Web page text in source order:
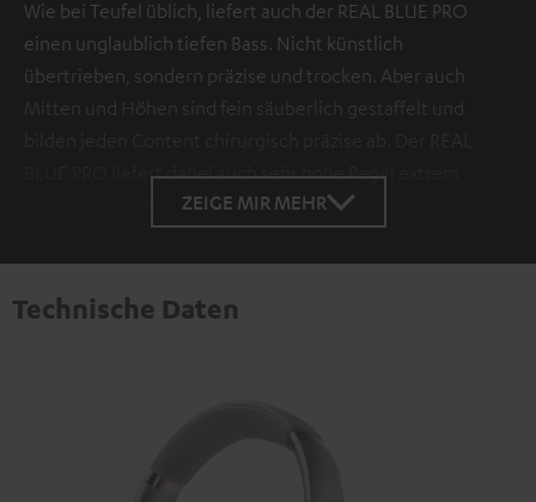
Wie bei Teufel üblich, liefert auch der REAL BLUE PRO
einen unglaublich tiefen Bass. Nicht künstlich
übertrieben, sondern präzise und trocken. Aber auch
Mitten und Höhen sind fein säuberlich gestaffelt und
BLUE PRO liefert dabei auch sehr hohe Pegel extrem
ZEIGE MIR MEHR
Technische Daten